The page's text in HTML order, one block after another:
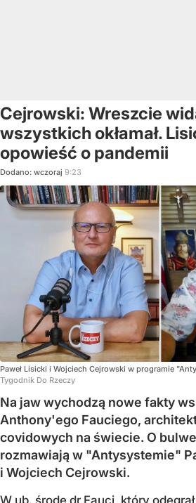
Cejrowski: Wreszcie
wszystkich okłamał.
opowieść o pandemii
Dodano: wczoraj 9:23
Paweł Lisicki i Wojciech Cejrowski w programie
Tygodnik Do Rzeczy
Na jaw wychodzą nowe fakty
Anthony'ego Fauciego,
covidowych na świecie. O
rozmawiają w "Antysystemie"
i Wojciech Cejrowski.